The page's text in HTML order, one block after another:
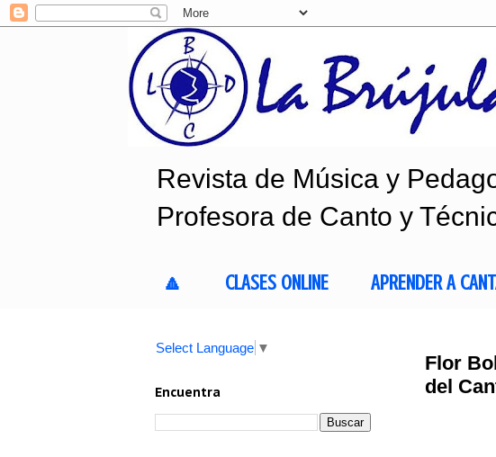
Revista de Música y
Profesora de Canto y
🔼 CLASES ONLINE APRENDER A
Flor
del
Select Language ▼
Encuentra